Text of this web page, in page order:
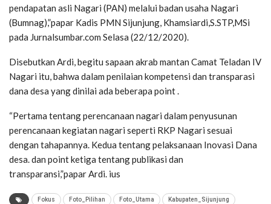
pendapatan asli Nagari (PAN) melalui badan usaha Nagari
(Bumnag),”papar Kadis PMN Sijunjung, Khamsiardi,S.STP,MSi
pada Jurnalsumbar.com Selasa (22/12/2020).
Disebutkan Ardi, begitu sapaan akrab mantan Camat Teladan IV
Nagari itu, bahwa dalam penilaian kompetensi dan transparasi
dana desa yang dinilai ada beberapa point .
“Pertama tentang perencanaan nagari dalam penyusunan
perencanaan kegiatan nagari seperti RKP Nagari sesuai
dengan tahapannya. Kedua tentang pelaksanaan Inovasi Dana
desa. dan point ketiga tentang publikasi dan
transparansi,”papar Ardi. ius
Fokus Foto_Pilihan Foto_Utama Kabupaten_Sijunjung